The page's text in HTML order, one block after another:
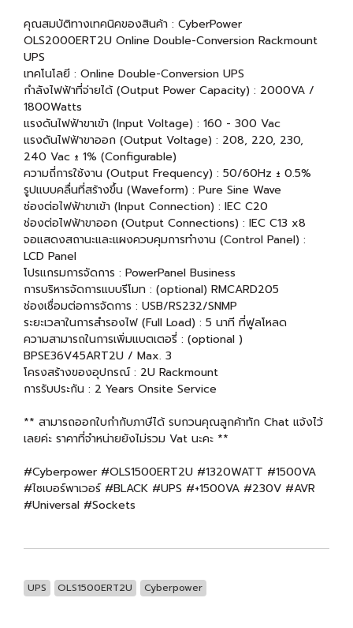
คุณสมบัติทางเทคนิคของสินค้า : CyberPower
OLS2000ERT2U Online Double-Conversion Rackmount
UPS
เทคโนโลยี : Online Double-Conversion UPS
กำลังไฟฟ้าที่จ่ายได้ (Output Power Capacity) : 2000VA /
1800Watts
แรงดันไฟฟ้าขาเข้า (Input Voltage) : 160 - 300 Vac
แรงดันไฟฟ้าขาออก (Output Voltage) : 208, 220, 230,
240 Vac ± 1% (Configurable)
ความถี่การใช้งาน (Output Frequency) : 50/60Hz ± 0.5%
รูปแบบคลื่นที่สร้างขึ้น (Waveform) : Pure Sine Wave
ช่องต่อไฟฟ้าขาเข้า (Input Connection) : IEC C20
ช่องต่อไฟฟ้าขาออก (Output Connections) : IEC C13 x8
จอแสดงสถานะและแผงควบคุมการทำงาน (Control Panel) :
LCD Panel
โปรแกรมการจัดการ : PowerPanel Business
การบริหารจัดการแบบรีโมท : (optional) RMCARD205
ช่องเชื่อมต่อการจัดการ : USB/RS232/SNMP
ระยะเวลาในการสำรองไฟ (Full Load) : 5 นาที ที่ฟูลโหลด
ความสามารถในการเพิ่มแบตเตอรี่ : (optional )
BPSE36V45ART2U / Max. 3
โครงสร้างของอุปกรณ์ : 2U Rackmount
การรับประกัน : 2 Years Onsite Service
** สามารถออกใบกำกับภาษีได้ รบกวนคุณลูกค้าทัก Chat แจ้งไว้
เลยค่ะ ราคาที่จำหน่ายยังไม่รวม Vat นะคะ **
#Cyberpower #OLS1500ERT2U #1320WATT #1500VA
#ไซเบอร์พาเวอร์ #BLACK #UPS #+1500VA #230V #AVR
#Universal #Sockets
UPS OLS1500ERT2U Cyberpower